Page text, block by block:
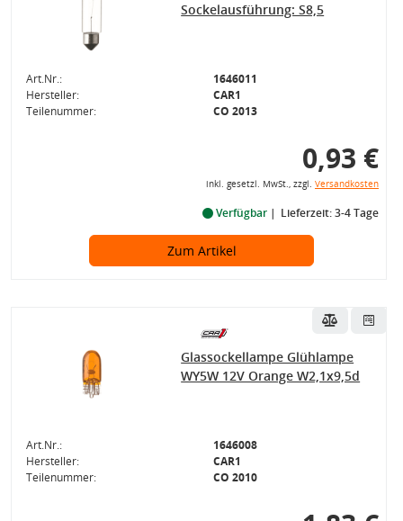
Sockelausführung: S8,5
Art.Nr.:
1646011
Hersteller:
CAR1
Teilenummer:
CO 2013
0,93 €
inkl. gesetzl. MwSt., zzgl. Versandkosten
Verfügbar Lieferzeit: 3-4 Tage
Zum Artikel
Glassockellampe Glühlampe
WY5W 12V Orange W2,1x9,5d
Art.Nr.:
1646008
Hersteller:
CAR1
Teilenummer:
CO 2010